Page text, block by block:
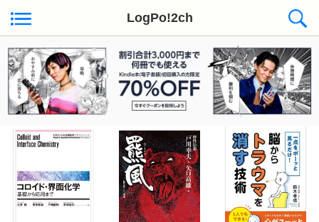
LogPo!2ch
Kindle日替わりセール ◆本日50冊が対象